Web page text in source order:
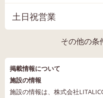
土日祝営業
その他の条
掲載情報について
施設の情報
施設の情報は、株式会社